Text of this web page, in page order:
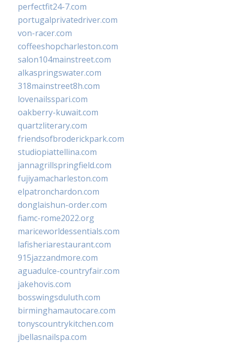
perfectfit24-7.com
portugalprivatedriver.com
von-racer.com
coffeeshopcharleston.com
salon104mainstreet.com
alkaspringswater.com
318mainstreet8h.com
lovenailsspari.com
oakberry-kuwait.com
quartzliterary.com
friendsofbroderickpark.com
studiopiattellina.com
jannagrillspringfield.com
fujiyamacharleston.com
elpatronchardon.com
donglaishun-order.com
fiamc-rome2022.org
mariceworldessentials.com
lafisheriarestaurant.com
915jazzandmore.com
aguadulce-countryfair.com
jakehovis.com
bosswingsduluth.com
birminghamautocare.com
tonyscountrykitchen.com
jbellasnailspa.com